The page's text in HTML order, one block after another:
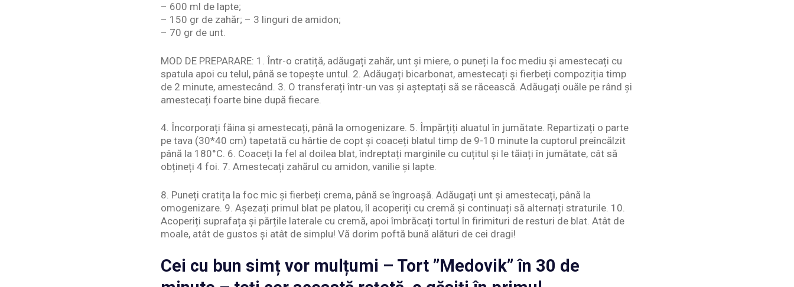
– 600 ml de lapte;
– 150 gr de zahăr; – 3 linguri de amidon;
– 70 gr de unt.
MOD DE PREPARARE: 1. Într-o cratiță, adăugați zahăr, unt și miere, o puneți la foc mediu și amestecați cu
spatula apoi cu telul, până se topește untul. 2. Adăugați bicarbonat, amestecați și fierbeți compoziția timp
de 2 minute, amestecând. 3. O transferați într-un vas și așteptați să se răcească. Adăugați ouăle pe rând și
amestecați foarte bine după fiecare.
4. Încorporați făina și amestecați, până la omogenizare. 5. Împărțiți aluatul în jumătate. Repartizați o parte
pe tava (30*40 cm) tapetată cu hârtie de copt și coaceți blatul timp de 9-10 minute la cuptorul preîncălzit
până la 180°С. 6. Coaceți la fel al doilea blat, îndreptați marginile cu cuțitul și le tăiați în jumătate, cât să
obțineți 4 foi. 7. Amestecați zahărul cu amidon, vanilie și lapte.
8. Puneți cratița la foc mic și fierbeți crema, până se îngroașă. Adăugați unt și amestecați, până la
omogenizare. 9. Așezați primul blat pe platou, îl acoperiți cu cremă și continuați să alternați straturile. 10.
Acoperiți suprafața și părțile laterale cu cremă, apoi îmbrăcați tortul în firimituri de resturi de blat. Atât de
moale, atât de gustos și atât de simplu! Vă dorim poftă bună alături de cei dragi!
Cei cu bun simț vor mulțumi – Tort ”Medovik” în 30 de